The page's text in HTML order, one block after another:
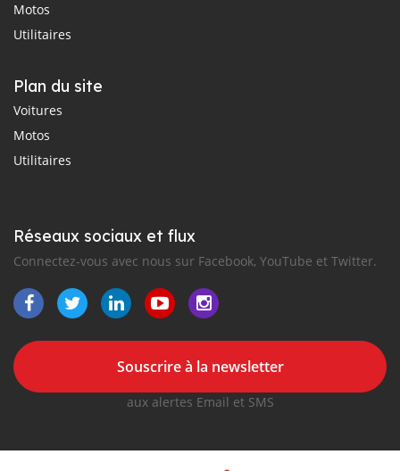
Motos
Utilitaires
Plan du site
Voitures
Motos
Utilitaires
Réseaux sociaux et flux
Connectez-vous avec nous sur Facebook, YouTube et Twitter.
Souscrire à la newsletter
aux alertes Email et SMS